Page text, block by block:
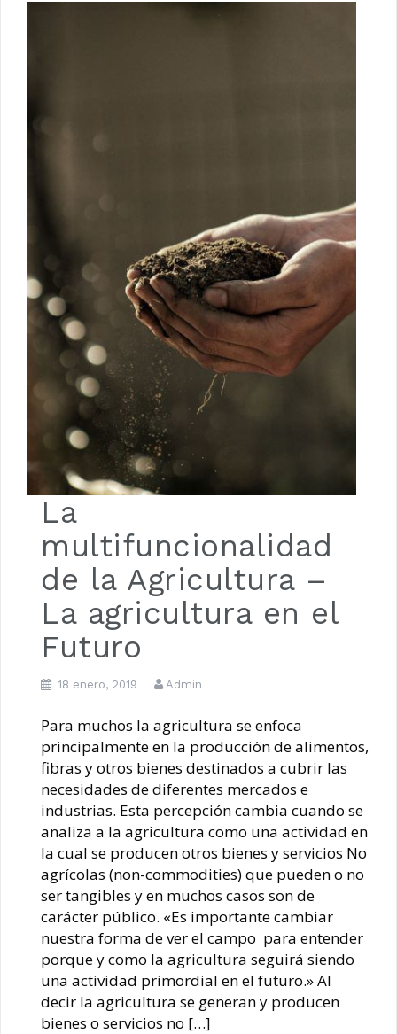
La
multifuncionalidad
de la Agricultura –
La agricultura en el
Futuro
18 enero, 2019 Admin
Para muchos la agricultura se enfoca
principalmente en la producción de alimentos,
fibras y otros bienes destinados a cubrir las
necesidades de diferentes mercados e
industrias. Esta percepción cambia cuando se
analiza a la agricultura como una actividad en
la cual se producen otros bienes y servicios No
agrícolas (non-commodities) que pueden o no
ser tangibles y en muchos casos son de
carácter público. «Es importante cambiar
nuestra forma de ver el campo para entender
porque y como la agricultura seguirá siendo
una actividad primordial en el futuro.» Al
decir la agricultura se generan y producen
bienes o servicios no […]